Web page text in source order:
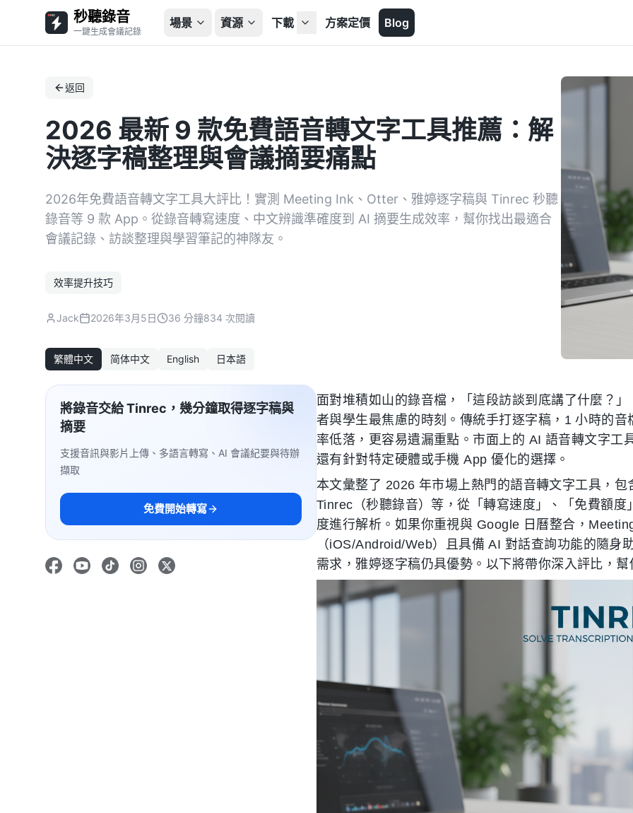
秒聽錄音
一鍵生成會議記錄
場景 資源 下載 方案定價 Blog
返回
2026 最新 9 款免費語音轉文字工具推薦：解
決逐字稿整理與會議摘要痛點
2026年免費語音轉文字工具大評比！實測 Meeting Ink、Otter、雅婷逐字稿與 Tinrec 秒聽
錄音等 9 款 App。從錄音轉寫速度、中文辨識準確度到 AI 摘要生成效率，幫你找出最適合
會議記錄、訪談整理與學習筆記的神隊友。
效率提升技巧
Jack 2026年3月5日 36 分鐘834 次閱讀
繁體中文 简体中文 English 日本語
將錄音交給 Tinrec，幾分鐘取得逐字稿與
摘要
支援音訊與影片上傳、多語言轉寫、AI 會議紀要與待辦
擷取
免費開始轉寫
面對堆積如山的錄音檔，「這段訪談到底講了什麼？
者與學生最焦慮的時刻。傳統手打逐字稿，1 小時的
率低落，更容易遺漏重點。市面上的 AI 語音轉文字工
還有針對特定硬體或手機 App 優化的選擇。
本文彙整了 2026 年市場上熱門的語音轉文字工具，
Tinrec（秒聽錄音）等，從「轉寫速度」、「免費額
度進行解析。如果你重視與 Google 日曆整合，
（iOS/Android/Web）且具備 AI 對話查詢功能的隨
需求，雅婷逐字稿仍具優勢。以下將帶你深入評比，